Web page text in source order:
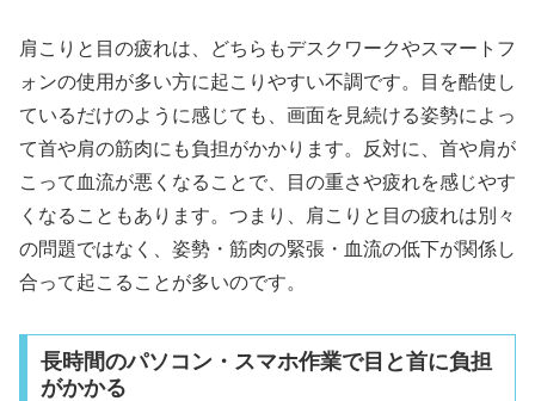
肩こりと目の疲れは、どちらもデスクワークやスマートフ
ォンの使用が多い方に起こりやすい不調です。目を酷使し
ているだけのように感じても、画面を見続ける姿勢によっ
て首や肩の筋肉にも負担がかかります。反対に、首や肩が
こって血流が悪くなることで、目の重さや疲れを感じやす
くなることもあります。つまり、肩こりと目の疲れは別々
の問題ではなく、姿勢・筋肉の緊張・血流の低下が関係し
合って起こることが多いのです。
長時間のパソコン・スマホ作業で目と首に負担
がかかる